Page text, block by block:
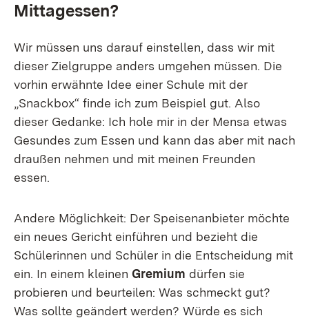
Mittagessen?
Wir müssen uns darauf einstellen, dass wir mit
dieser Zielgruppe anders umgehen müssen. Die
vorhin erwähnte Idee einer Schule mit der
„Snackbox“ finde ich zum Beispiel gut. Also
dieser Gedanke: Ich hole mir in der Mensa etwas
Gesundes zum Essen und kann das aber mit nach
draußen nehmen und mit meinen Freunden
essen.
Andere Möglichkeit: Der Speisenanbieter möchte
ein neues Gericht einführen und bezieht die
Schülerinnen und Schüler in die Entscheidung mit
ein. In einem kleinen Gremium dürfen sie
probieren und beurteilen: Was schmeckt gut?
Was sollte geändert werden? Würde es sich